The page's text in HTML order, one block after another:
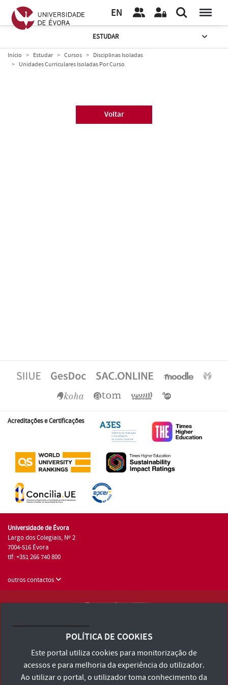
EN
ESTUDAR
Início Estudar Cursos
Disciplinas Isoladas
Unidades Curriculares Isoladas Por Curso
Voltar
Acreditações e Certificações
Universidade de Évora
Largo dos Colegiais, Nº 2
7004-516 Évora
tlf: +351 266 740 800
outros contactos
Consulte os Termos e Condições e Política de Privacidade
Declaração de Acessibilidade
POLÍTICA DE COOKIES
Este portal utiliza cookies para monitorização de
acessos e para melhoria da experiência do utilizador.
Ao utilizar o portal, o utilizador toma conhecimento da